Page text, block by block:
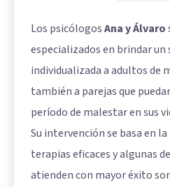
Los psicólogosAna y Álvaro
especializados en brindar un
individualizada a adultos de
también a parejas que
período de malestar en sus
Su intervención se basa en
terapias eficaces y algunas
atienden con mayor éxito